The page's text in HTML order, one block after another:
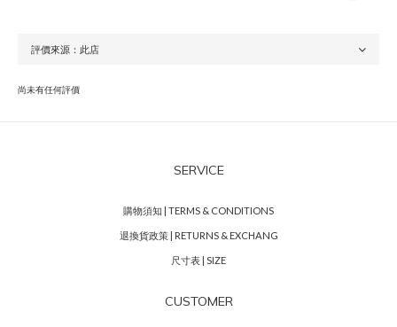
尚未有任何評價
SERVICE
購物須知 | TERMS & CONDITIONS
退換貨政策 | RETURNS & EXCHANG
尺寸表 | SIZE
CUSTOMER